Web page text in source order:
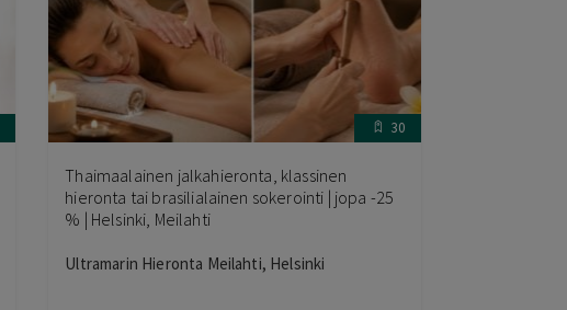
30
Thaimaalainen jalkahieronta, klassinen
hieronta tai brasilialainen sokerointi | jopa -25
% | Helsinki, Meilahti
Ultramarin Hieronta Meilahti, Helsinki